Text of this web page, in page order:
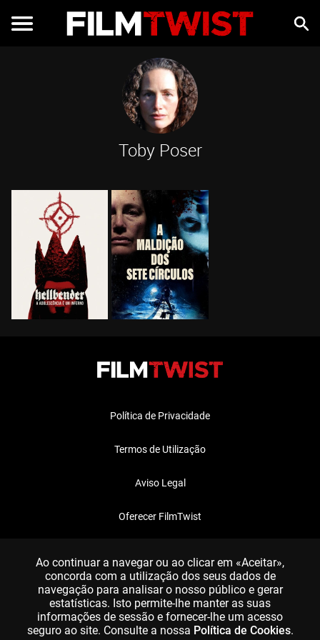
Toby Poser
Política de Privacidade
Termos de Utilização
Aviso Legal
Oferecer FilmTwist
Ao continuar a navegar ou ao clicar em «Aceitar»,
concorda com a utilização dos seus dados de
navegação para analisar o nosso público e gerar
estatísticas. Isto permite-lhe manter as suas
informações de sessão e fornecer-lhe um acesso
seguro ao site. Consulte a nossa Política de Cookies.